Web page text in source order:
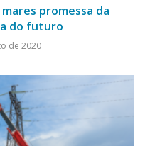
promessa da
do futuro
de 2020